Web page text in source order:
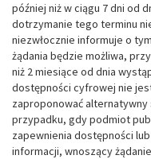
później niż w ciągu 7 dni od
dotrzymanie tego terminu
niezwłocznie informuje o
żądania będzie możliwa,
niż 2 miesiące od dnia
dostępności cyfrowej nie
zaproponować
przypadku, gdy podmiot
zapewnienia dostępności
informacji, wnoszący